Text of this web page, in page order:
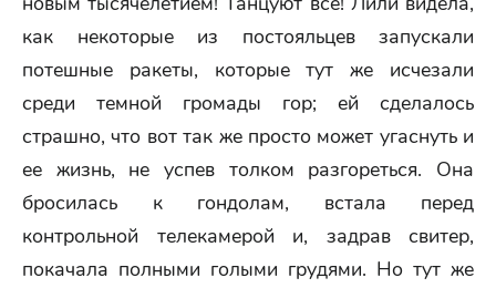
как некоторые из постояльцев запускали
потешные ракеты, которые тут же исчезали
среди темной громады гор; ей сделалось
страшно, что вот так же просто может угаснуть и
ее жизнь, не успев толком разгореться. Она
бросилась к гондолам, встала перед
контрольной телекамерой и, задрав свитер,
покачала полными голыми грудями. Но тут же